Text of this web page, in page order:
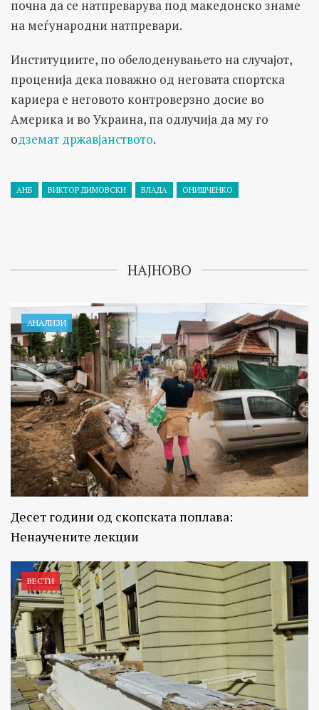
почна да се натпреварува под македонско знаме
на меѓународни натпревари.
Институциите, по обелоденувањето на случајот,
проценија дека поважно од неговата спортска
кариера е неговото контроверзно досие во
Америка и во Украина, па одлучија да му го
одземат државјанството.
АНБ ВИКТОР ДИМОВСКИ ВЛАДА ОНИШЧЕНКО
НАЈНОВО
АНАЛИЗИ
Десет години од скопската поплава:
Ненаучените лекции
ВЕСТИ